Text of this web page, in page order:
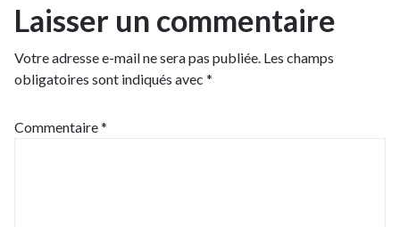
Laisser un commentaire
Votre adresse e-mail ne sera pas publiée. Les champs
obligatoires sont indiqués avec *
Commentaire*